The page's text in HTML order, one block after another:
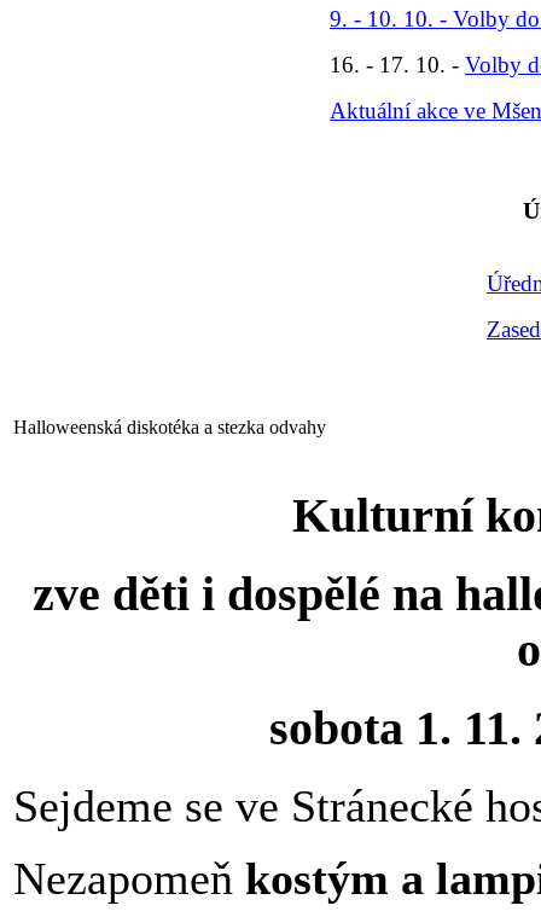
9. - 10. 10. - Volby do
16. - 17. 10. - Volby
Aktuální akce ve
Halloweenská diskotéka a stezka odvahy
Kulturní
zve děti i dospělé na
sobota 1. 11.
Sejdeme se ve Stránecké
Nezapomeň kostým a